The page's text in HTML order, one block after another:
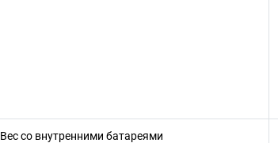
Вес со внутренними батареями